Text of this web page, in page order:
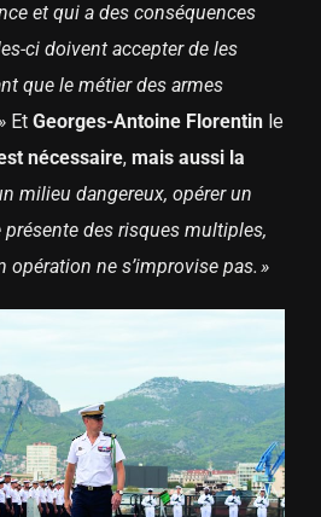
et qui a des conséquences
ci doivent accepter de les
que le métier des armes
Et Georges-Antoine Florentinle
nécessaire, mais aussi la
milieu dangereux, opérer un
des risques multiples,
ne s’improvise pas. »